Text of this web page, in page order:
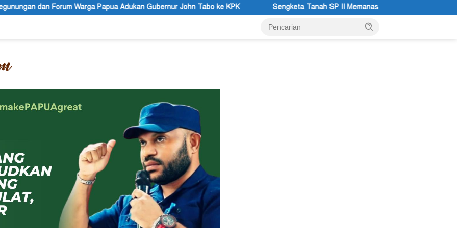
Adukan Gubernur John Tabo ke KPK Sengketa Tanah SP II Memanas, Pengadilan Negeri Timika Tegaskan Eksekusi Bukan